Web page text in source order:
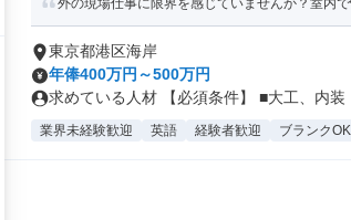
外の現場仕事に限界を感じていませんか？室内
東京都港区海岸
年俸400万円～500万円
求めている人材 【必須条件】 ■大工、内装
業界未経験歓迎 英語 経験者歓迎 ブランクOK